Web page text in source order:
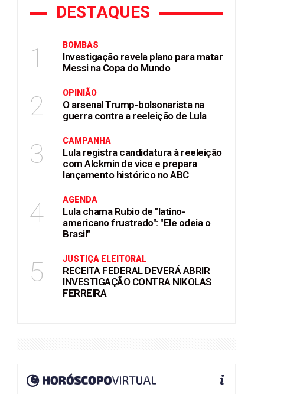
DESTAQUES
1 BOMBAS
Investigação revela plano para matar
Messi na Copa do Mundo
2 OPINIÃO
O arsenal Trump-bolsonarista na
guerra contra a reeleição de Lula
3 CAMPANHA
Lula registra candidatura à reeleição
com Alckmin de vice e prepara
lançamento histórico no ABC
4 AGENDA
Lula chama Rubio de "latino-
americano frustrado": "Ele odeia o
Brasil"
5 JUSTIÇA ELEITORAL
RECEITA FEDERAL DEVERÁ ABRIR
INVESTIGAÇÃO CONTRA NIKOLAS
FERREIRA